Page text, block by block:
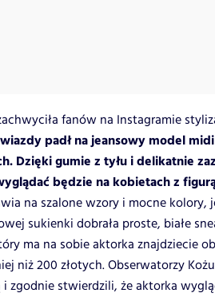
fanów na Instagramie
padł na jeansowy model
Dzięki gumie z tyłu i delikatnie
będzie na kobietach z
na szalone wzory i mocne kolory,
sukienki dobrała proste, białe
ma na sobie aktorka znajdziecie
niż 200 złotych. Obserwatorzy
i zgodnie stwierdzili, że aktorka